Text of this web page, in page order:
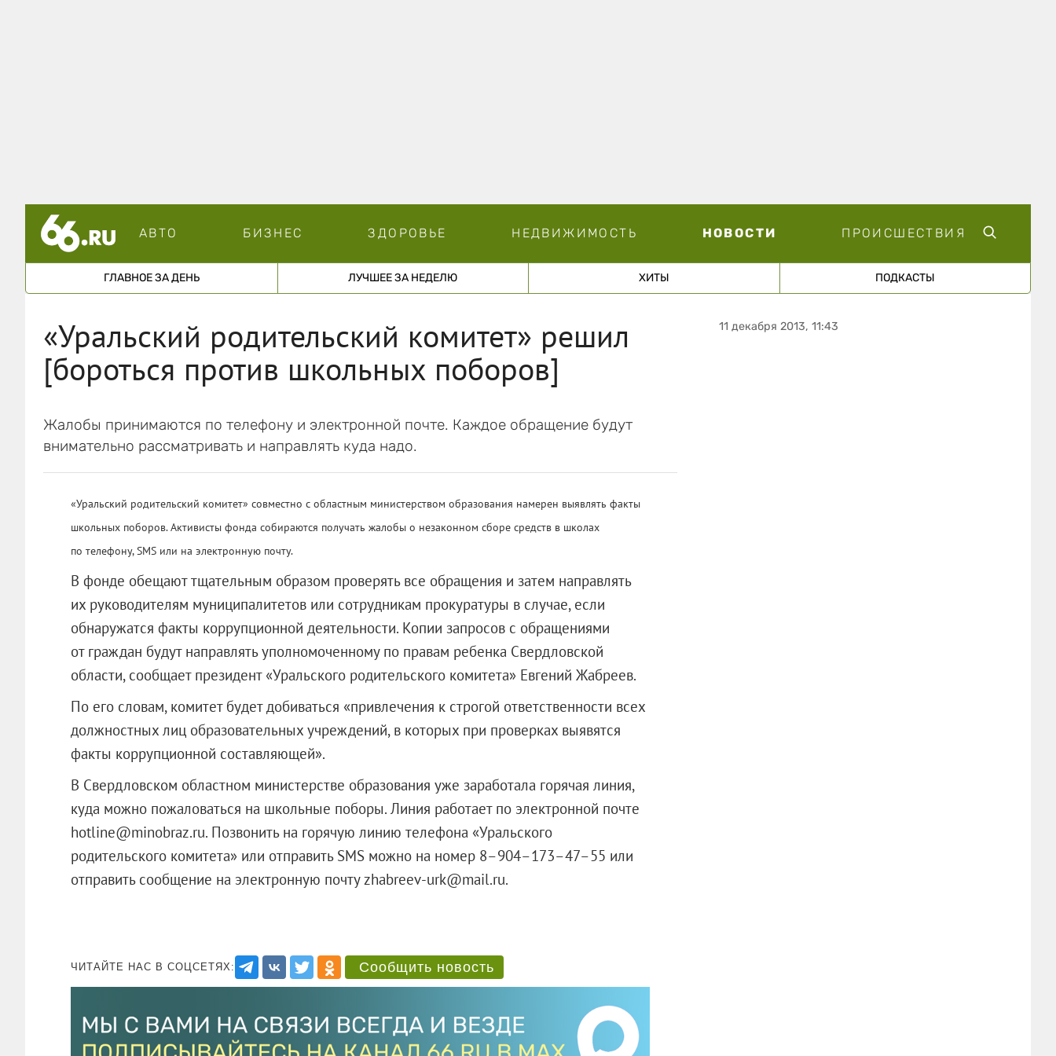
АВТО БИЗНЕС ЗДОРОВЬЕ НЕДВИЖИМОСТЬ НОВОСТИ ПРОИСШЕСТВИЯ
ГЛАВНОЕ ЗА ДЕНЬ ЛУЧШЕЕ ЗА НЕДЕЛЮ ХИТЫ ПОДКАСТЫ
«Уральский родительский комитет» решил
[бороться против школьных поборов]
Жалобы принимаются по телефону и электронной почте. Каждое обращение будут
внимательно рассматривать и направлять куда надо.
«Уральский родительский комитет» совместно с областным министерством образования намерен выявлять факты
школьных поборов. Активисты фонда собираются получать жалобы о незаконном сборе средств в школах
по телефону, SMS или на электронную почту.
В фонде обещают тщательным образом проверять все обращения и затем направлять
их руководителям муниципалитетов или сотрудникам прокуратуры в случае, если
обнаружатся факты коррупционной деятельности. Копии запросов с обращениями
от граждан будут направлять уполномоченному по правам ребенка Свердловской
области, сообщает президент «Уральского родительского комитета» Евгений Жабреев.
По его словам, комитет будет добиваться «привлечения к строгой ответственности всех
должностных лиц образовательных учреждений, в которых при проверках выявятся
факты коррупционной составляющей».
В Свердловском областном министерстве образования уже заработала горячая линия,
куда можно пожаловаться на школьные поборы. Линия работает по электронной почте
hotline@minobraz.ru. Позвонить на горячую линию телефона «Уральского
родительского комитета» или отправить SMS можно на номер 8–904–173–47–55 или
отправить сообщение на электронную почту zhabreev-urk@mail.ru.
ЧИТАЙТЕ НАС В СОЦСЕТЯХ: Сообщить новость
11 декабря 2013, 11:43